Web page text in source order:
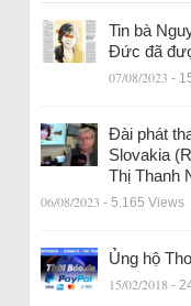
Tin bà
Đức đã
07/08/2023 -
Đài phát
Slovakia
Thị Thanh
06/08/2023 - 5.165 Views
Ủng hộ
15/02/2018 -